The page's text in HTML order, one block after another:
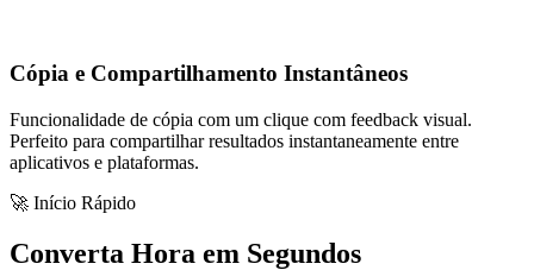
Cópia e Compartilhamento Instantâneos
Funcionalidade de cópia com um clique com feedback visual.
Perfeito para compartilhar resultados instantaneamente entre
aplicativos e plataformas.
🚀 Início Rápido
Converta Hora em Segundos